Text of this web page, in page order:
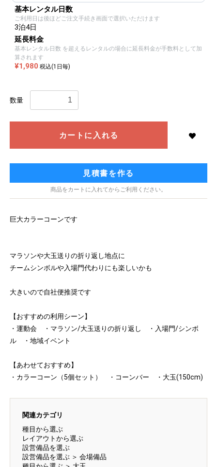
基本レンタル日数
ご利用日は後ほどご注文手続き画面で選択いただけます
3泊4日
延長料金
基本レンタル日数 を超えるレンタルの場合に延長料金が手数料として加
算されます
¥1,980 税込(1日毎)
数量
カートに入れる
見積書を作る
商品をカートに入れてからご利用ください。
巨大カラーコーンです
マラソンや大玉送りの折り返し地点に
チームシンボルや入場門代わりにも楽しいかも
大きいので自社便推奨です
【おすすめの利用シーン】
・運動会 ・マラソン/大玉送りの折り返し ・入場門/シンボ
ル ・地域イベント
【あわせておすすめ】
・カラーコーン（5個セット） ・コーンバー ・大玉(150cm)
関連カテゴリ
種目から選ぶ
レイアウトから選ぶ
設営備品を選ぶ
設営備品を選ぶ ＞ 会場備品